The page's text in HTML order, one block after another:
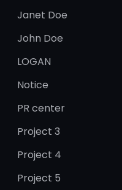
Janet Doe
John Doe
LOGAN
Notice
PR center
Project 3
Project 4
Project 5